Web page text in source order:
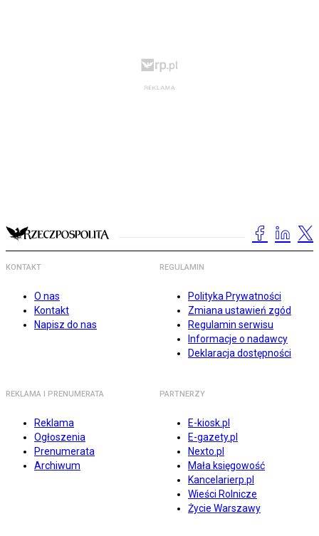
KONTAKT
O nas
Kontakt
Napisz do nas
REGULAMIN
Polityka Prywatności
Zmiana ustawień zgód
Regulamin serwisu
Informacje o nadawcy
Deklaracja dostępności
REKLAMA I PRENUMERATA
Reklama
Ogłoszenia
Prenumerata
Archiwum
PARTNERZY
E-kiosk.pl
E-gazety.pl
Nexto.pl
Mała księgowość
Kancelarierp.pl
Wieści Rolnicze
Życie Warszawy